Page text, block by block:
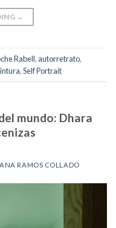
→
Rabell, autorretrato,
,Self Portrait
mundo: Dhara
RAMOS COLLADO